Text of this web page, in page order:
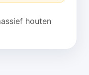
houten